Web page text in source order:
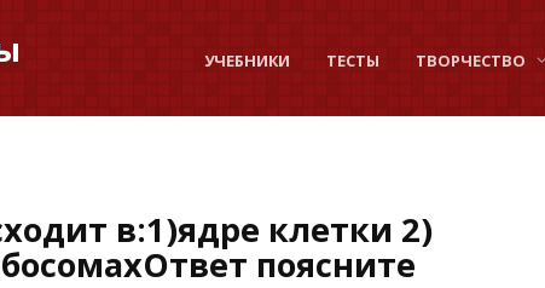
УЧЕБНИКИ ТЕСТЫ ТВОРЧЕСТВО
в:1)ядре клетки 2)
поясните